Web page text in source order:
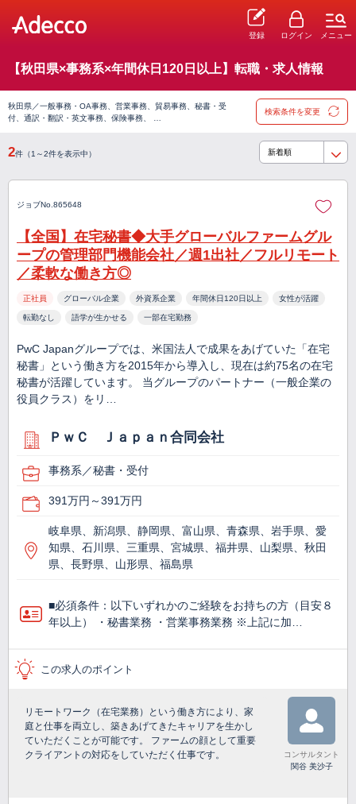
登録 ログイン メニュー
【秋田県×事務系×年間休日120日以上】転職・求人情報
秋田県／一般事務・OA事務、営業事務、貿易事務、秘書・受
付、通訳・翻訳・英文事務、保険事務、 …
検索条件を変更
2件（1～2件を表示中）
ジョブNo.865648
【全国】在宅秘書◆大手グローバルファームグル
ープの管理部門機能会社／週1出社／フルリモート
／柔軟な働き方◎
正社員 グローバル企業 外資系企業 年間休日120日以上 女性が活躍
転勤なし 語学が生かせる 一部在宅勤務
PwC Japanグループでは、米国法人で成果をあげていた「在宅
秘書」という働き方を2015年から導入し、現在は約75名の在宅
秘書が活躍しています。 当グループのパートナー（一般企業の
役員クラス）をリ…
ＰｗＣ Ｊａｐａｎ合同会社
事務系／秘書・受付
391万円～391万円
岐阜県、新潟県、静岡県、富山県、青森県、岩手県、愛
知県、石川県、三重県、宮城県、福井県、山梨県、秋田
県、長野県、山形県、福島県
■必須条件：以下いずれかのご経験をお持ちの方（目安８
年以上） ・秘書業務 ・営業事務業務 ※上記に加…
この求人のポイント
リモートワーク（在宅業務）という働き方により、家
庭と仕事を両立し、築きあげてきたキャリアを生かし
ていただくことが可能です。 ファームの顔として重要
クライアントの対応をしていただく仕事です。
コンサルタント
関谷 美沙子